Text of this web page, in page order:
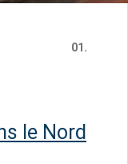
01.
le Nord